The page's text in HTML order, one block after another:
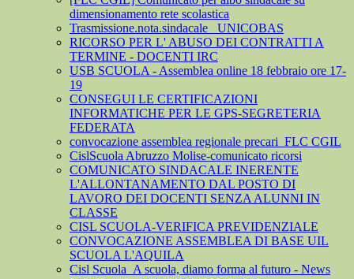
dimensionamento rete scolastica
Trasmissione.nota.sindacale _UNICOBAS
RICORSO PER L' ABUSO DEI CONTRATTI A
TERMINE - DOCENTI IRC
USB SCUOLA - Assemblea online 18 febbraio ore 17-
19
CONSEGUI LE CERTIFICAZIONI
INFORMATICHE PER LE GPS-SEGRETERIA
FEDERATA
convocazione assemblea regionale precari_FLC CGIL
CislScuola Abruzzo Molise-comunicato ricorsi
COMUNICATO SINDACALE INERENTE
L'ALLONTANAMENTO DAL POSTO DI
LAVORO DEI DOCENTI SENZA ALUNNI IN
CLASSE
CISL SCUOLA-VERIFICA PREVIDENZIALE
CONVOCAZIONE ASSEMBLEA DI BASE UIL
SCUOLA L'AQUILA
Cisl Scuola_A scuola, diamo forma al futuro - News